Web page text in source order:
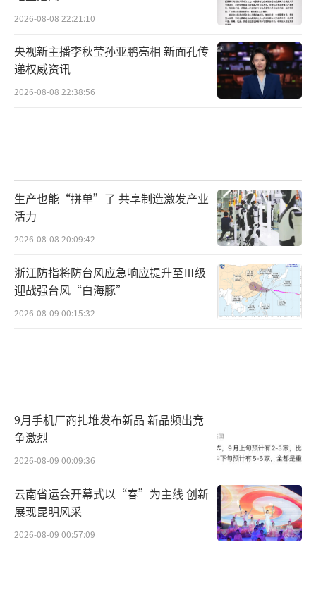
2026-08-08 22:21:10
央视新主播李秋莹孙亚鹏亮相 新面孔传
递权威资讯
2026-08-08 22:38:56
生产也能“拼单”了 共享制造激发产业
活力
2026-08-08 20:09:42
浙江防指将防台风应急响应提升至Ⅲ级
迎战强台风“白海豚”
2026-08-09 00:15:32
9月手机厂商扎堆发布新品 新品频出竞
争激烈
2026-08-09 00:09:36
云南省运会开幕式以“春”为主线 创新
展现昆明风采
2026-08-09 00:57:09